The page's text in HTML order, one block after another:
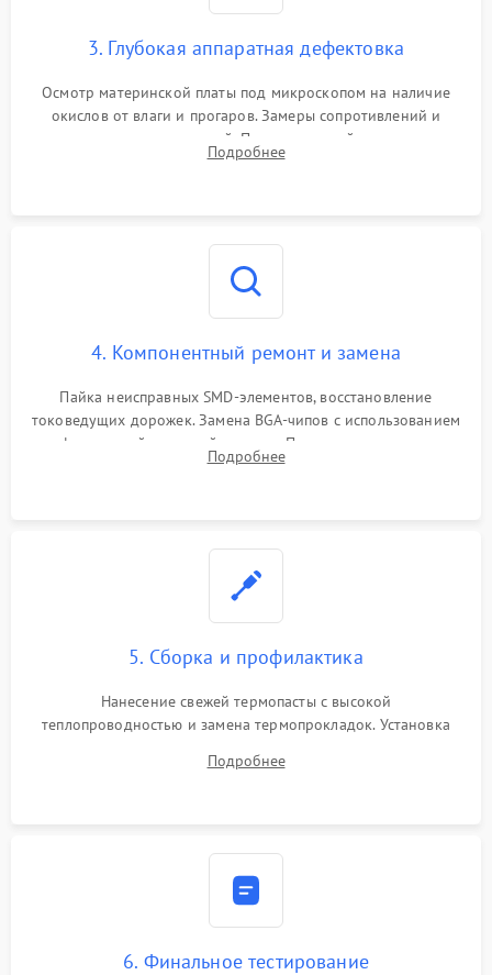
3. Глубокая аппаратная дефектовка
Осмотр материнской платы под микроскопом на наличие
окислов от влаги и прогаров. Замеры сопротивлений и
дежурных напряжений. Проверка цепей питания,
мультиконтроллера, процессора и видеочипа.
Подробнее
4. Компонентный ремонт и замена
Пайка неисправных SMD-элементов, восстановление
токоведущих дорожек. Замена BGA-чипов с использованием
инфракрасной паяльной станции. Прошивка микросхемы
BIOS или замена поврежденных портов USB
Подробнее
5. Сборка и профилактика
Нанесение свежей термопасты с высокой
теплопроводностью и замена термопрокладок. Установка
шлейфов, модулей памяти и накопителей. Предварительная
Подробнее
6. Финальное тестирование